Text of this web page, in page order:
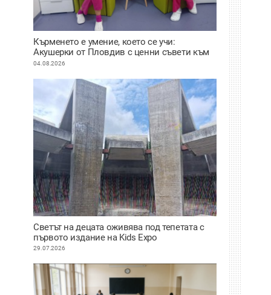
Кърменето е умение, което се учи:
Акушерки от Пловдив с ценни съвети към
младите майки
04.08.2026
Светът на децата оживява под тепетата с
първото издание на Kids Expo
29.07.2026